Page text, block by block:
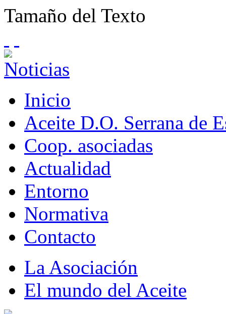
Tamaño del Texto
Inicio
Aceite D.O. Serrana de
Coop. asociadas
Actualidad
Entorno
Normativa
Contacto
La Asociación
El mundo del Aceite